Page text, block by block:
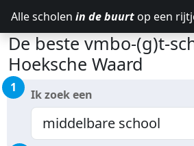
Alle scholen in de buurt op een
De beste vmbo-(g)t-
Hoeksche Waard
1 Ik zoek een